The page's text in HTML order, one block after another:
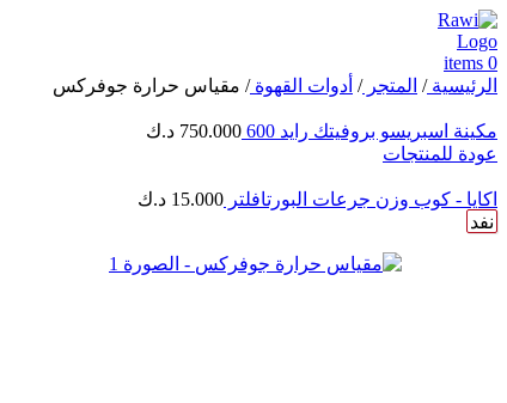
0
items
الرئيسية/ المتجر/ أدوات القهوة/ مقياس حرارة جوفركس
مكينة اسبريسو بروفيتك رايد 600 750.000 د.ك
عودة للمنتجات
اكايا - كوب وزن جرعات البورتافلتر 15.000 د.ك
نفد